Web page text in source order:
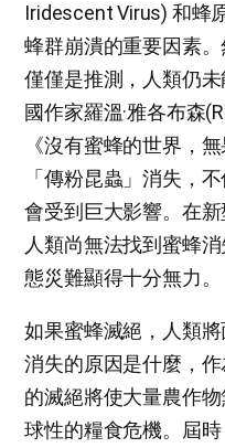
Iridescent Virus) 和蜂
蜂群崩潰的重要因素
僅僅是推測，人類仍
國作家羅溫·雅各布森
《沒有蜜蜂的世界，
「傳粉昆蟲」消失，
會受到巨大影響。在
人類尚無法找到蜜蜂
態災難顯得十分無力。
如果蜜蜂滅絕，人類
消失的原因是什麼，
的滅絕將使大量農作
球性的糧食危機。屆